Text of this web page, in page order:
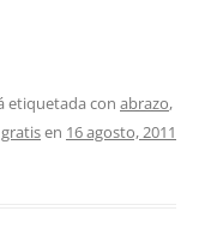
etiquetada con abrazo,
en 16 agosto, 2011